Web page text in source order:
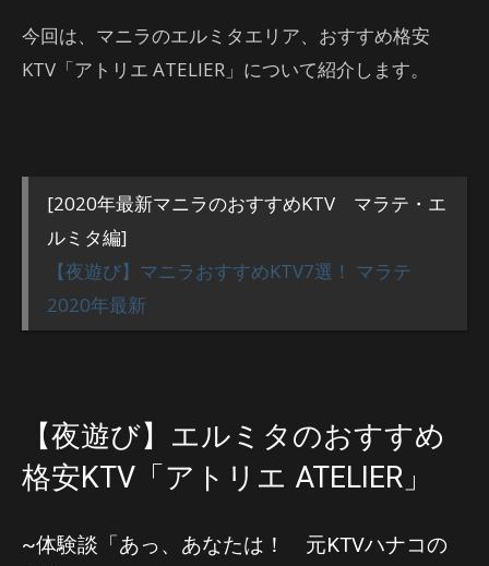
今回は、マニラのエルミタエリア、おすすめ格安
KTV「アトリエ ATELIER」について紹介します。
[2020年最新マニラのおすすめKTV マラテ・エ
ルミタ編]
【夜遊び】マニラおすすめKTV7選！ マラテ
2020年最新
【夜遊び】エルミタのおすすめ
格安KTV「アトリエ ATELIER」
~体験談「あっ、あなたは！ 元KTVハナコの